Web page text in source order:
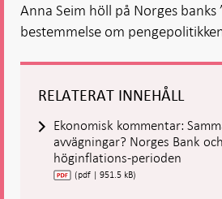
Anna Seim höll på Norges banks
bestemmelse om
RELATERAT INNEHÅLL
Ekonomisk kommentar:
avvägningar? Norges Bank
höginflations-perioden
(pdf | 951.5 kB)